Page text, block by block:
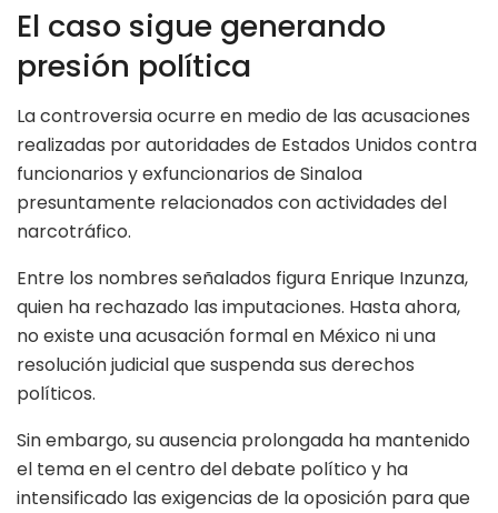
El caso sigue generando
presión política
La controversia ocurre en medio de las acusaciones
realizadas por autoridades de Estados Unidos contra
funcionarios y exfuncionarios de Sinaloa
presuntamente relacionados con actividades del
narcotráfico.
Entre los nombres señalados figura Enrique Inzunza,
quien ha rechazado las imputaciones. Hasta ahora,
no existe una acusación formal en México ni una
resolución judicial que suspenda sus derechos
políticos.
Sin embargo, su ausencia prolongada ha mantenido
el tema en el centro del debate político y ha
intensificado las exigencias de la oposición para que